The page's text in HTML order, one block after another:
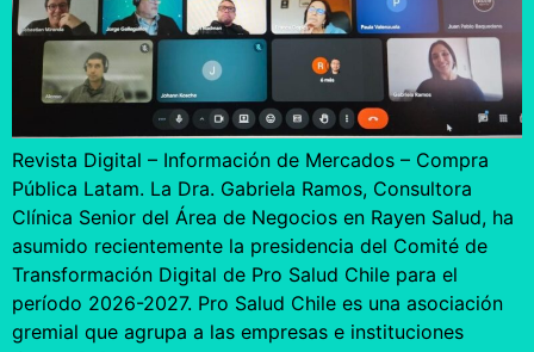
Revista Digital – Información de Mercados – Compra
Pública Latam. La Dra. Gabriela Ramos, Consultora
Clínica Senior del Área de Negocios en Rayen Salud, ha
asumido recientemente la presidencia del Comité de
Transformación Digital de Pro Salud Chile para el
período 2026-2027. Pro Salud Chile es una asociación
gremial que agrupa a las empresas e instituciones